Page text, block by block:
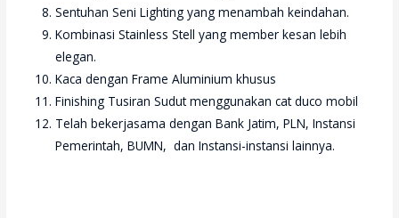
Sentuhan Seni Lighting yang menambah keindahan.
Kombinasi Stainless Stell yang member kesan lebih
elegan.
Kaca dengan Frame Aluminium khusus
Finishing Tusiran Sudut menggunakan cat duco mobil
Telah bekerjasama dengan Bank Jatim, PLN, Instansi
Pemerintah, BUMN, dan Instansi-instansi lainnya.